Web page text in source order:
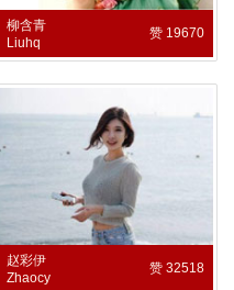
柳含青
Liuhq
赞 19670
赵彩伊
Zhaocy
赞 32518